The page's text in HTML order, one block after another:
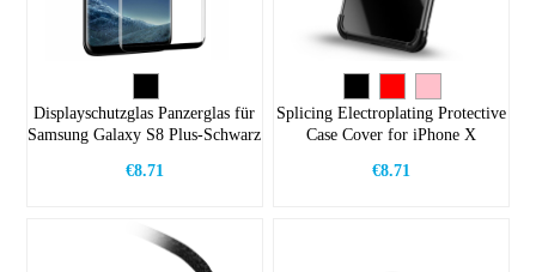
Displayschutzglas Panzerglas für
Samsung Galaxy S8 Plus-Schwarz
€8.71
Splicing Electroplating Protective
Case Cover for iPhone X
€8.71